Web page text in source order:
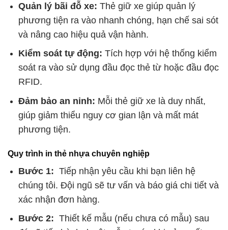
Quản lý bãi đỗ xe: Thẻ giữ xe giúp quản lý
phương tiện ra vào nhanh chóng, hạn chế sai sót
và nâng cao hiệu quả vận hành.
Kiểm soát tự động: Tích hợp với hệ thống kiểm
soát ra vào sử dụng đầu đọc thẻ từ hoặc đầu đọc
RFID.
Đảm bảo an ninh: Mỗi thẻ giữ xe là duy nhất,
giúp giảm thiểu nguy cơ gian lận và mất mát
phương tiện.
Quy trình in thẻ nhựa chuyên nghiệp
Bước 1: Tiếp nhận yêu cầu khi bạn liên hệ
chúng tôi. Đội ngũ sẽ tư vấn và báo giá chi tiết và
xác nhận đơn hàng.
Bước 2: Thiết kế mẫu (nếu chưa có mẫu) sau